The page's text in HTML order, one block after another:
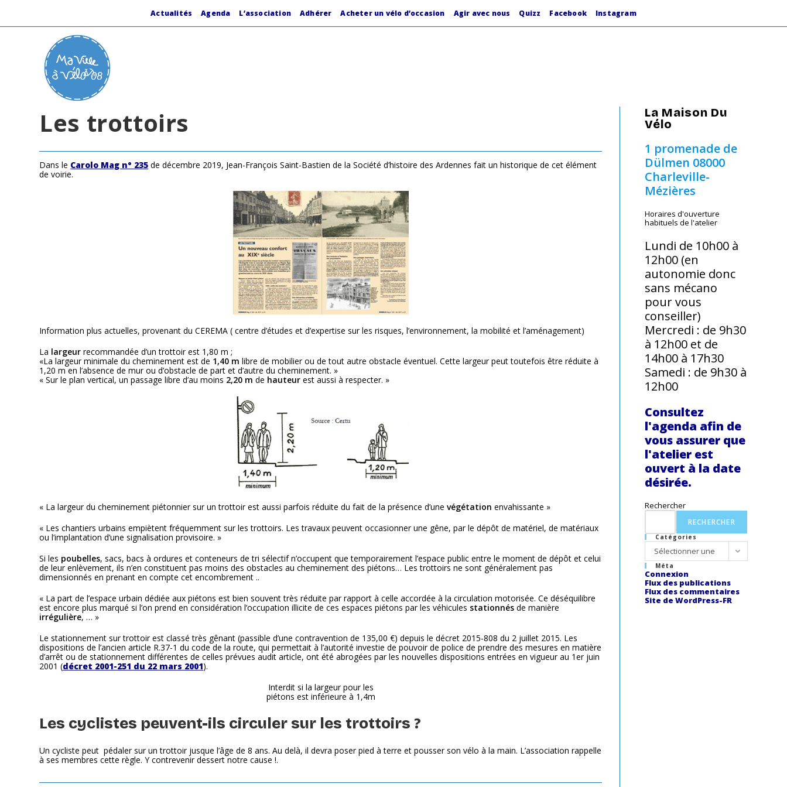
Actualités Agenda L’association Adhérer Acheter un vélo d’occasion Agir avec nous Quizz Facebook Instagram
Les trottoirs
Dans le Carolo Mag n° 235 de décembre 2019, Jean-François Saint-Bastien de la Société d’histoire des Ardennes fait un historique de cet élément
de voirie.
Information plus actuelles, provenant du CEREMA ( centre d’études et d’expertise sur les risques, l’environnement, la mobilité et l’aménagement)
La largeur recommandée d’un trottoir est 1,80 m ;
«La largeur minimale du cheminement est de 1,40 m libre de mobilier ou de tout autre obstacle éventuel. Cette largeur peut toutefois être réduite à
1,20 m en l’absence de mur ou d’obstacle de part et d’autre du cheminement. »
« Sur le plan vertical, un passage libre d’au moins 2,20 m de hauteur est aussi à respecter. »
« La largeur du cheminement piétonnier sur un trottoir est aussi parfois réduite du fait de la présence d’unevégétation envahissante »
« Les chantiers urbains empiètent fréquemment sur les trottoirs. Les travaux peuvent occasionner une gêne, par le dépôt de matériel, de matériaux
ou l’implantation d’une signalisation provisoire. »
Si les poubelles, sacs, bacs à ordures et conteneurs de tri sélectif n’occupent que temporairement l’espace public entre le moment de dépôt et celui
de leur enlèvement, ils n’en constituent pas moins des obstacles au cheminement des piétons… Les trottoirs ne sont généralement pas
dimensionnés en prenant en compte cet encombrement ..
« La part de l’espace urbain dédiée aux piétons est bien souvent très réduite par rapport à celle accordée à la circulation motorisée. Ce déséquilibre
est encore plus marqué si l’on prend en considération l’occupation illicite de ces espaces piétons par les véhicules stationnés de manière
irrégulière, … »
Le stationnement sur trottoir est classé très gênant (passible d’une contravention de 135,00 €) depuis le décret 2015-808 du 2 juillet 2015. Les
dispositions de l’ancien article R.37-1 du code de la route, qui permettait à l’autorité investie de pouvoir de police de prendre des mesures en matière
d’arrêt ou de stationnement différentes de celles prévues audit article, ont été abrogées par les nouvelles dispositions entrées en vigueur au 1er juin
2001 (décret 2001-251 du 22 mars 2001).
Interdit si la largeur pour les
piétons est inférieure à 1,4m
Les cyclistes peuvent-ils circuler sur les trottoirs ?
Un cycliste peut pédaler sur un trottoir jusque l’âge de 8 ans. Au delà, il devra poser pied à terre et pousser son vélo à la main. L’association rappelle
à ses membres cette règle. Y contrevenir dessert notre cause !.
La Maison Du
Vélo
1 promenade de
Dülmen 08000
Charleville-
Mézières
Horaires d'ouverture
habituels de l'atelier
Lundi de 10h00 à
12h00 (en
autonomie donc
sans mécano
pour vous
conseiller)
Mercredi : de 9h30
à 12h00 et de
14h00 à 17h30
Samedi : de 9h30 à
12h00
Consultez
l'agenda afin de
vous assurer que
l'atelier est
ouvert à la date
désirée.
Rechercher
RECHERCHER
Catégories
Catégories
Sélectionner une
catégorie
Méta
Connexion
Flux des publications
Flux des commentaires
Site de WordPress-FR